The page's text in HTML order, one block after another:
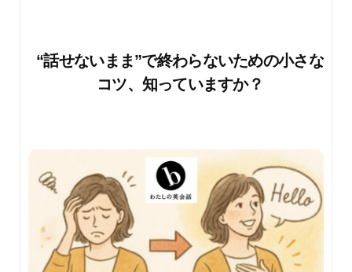
“話せないまま”で終わらないための小さな
コツ、知っていますか？